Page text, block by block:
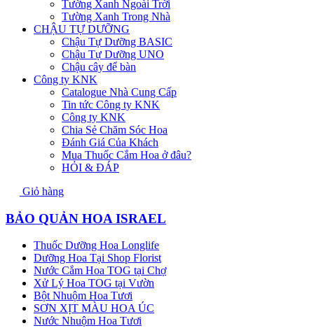
Tường Xanh Ngoài Trời
Tường Xanh Trong Nhà
CHẬU TỰ DƯỠNG
Chậu Tự Dưỡng BASIC
Chậu Tự Dưỡng UNO
Chậu cây để bàn
Công ty KNK
Catalogue Nhà Cung Cấp
Tin tức Công ty KNK
Công ty KNK
Chia Sẻ Chăm Sóc Hoa
Đánh Giá Của Khách
Mua Thuốc Cắm Hoa ở đâu?
HỎI & ĐÁP
Giỏ hàng
BẢO QUẢN HOA ISRAEL
Thuốc Dưỡng Hoa Longlife
Dưỡng Hoa Tại Shop Florist
Nước Cắm Hoa TOG tại Chợ
Xử Lý Hoa TOG tại Vườn
Bột Nhuộm Hoa Tươi
SƠN XỊT MÀU HOA ÚC
Nước Nhuộm Hoa Tươi